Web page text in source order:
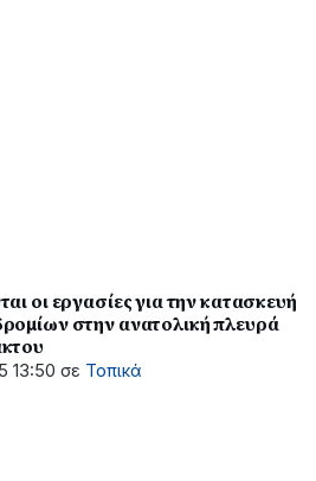
οι εργασίες για την κατασκευή
στην ανατολική πλευρά
13:50 σε Τοπικά